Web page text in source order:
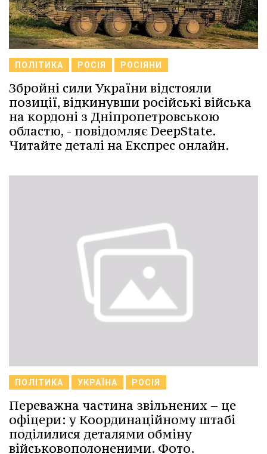
ПОЛІТИКА РОСІЯ РОСІЯНИ
Збройні сили України відстояли
позиції, відкинувши російські війська
на кордоні з Дніпропетровською
областю, - повідомляє DeepState.
Читайте деталі на Експрес онлайн.
ПОЛІТИКА УКРАЇНА РОСІЯ
Переважна частина звільнених – це
офіцери: у Координаційному штабі
поділилися деталями обміну
військовополоненими. Фото.